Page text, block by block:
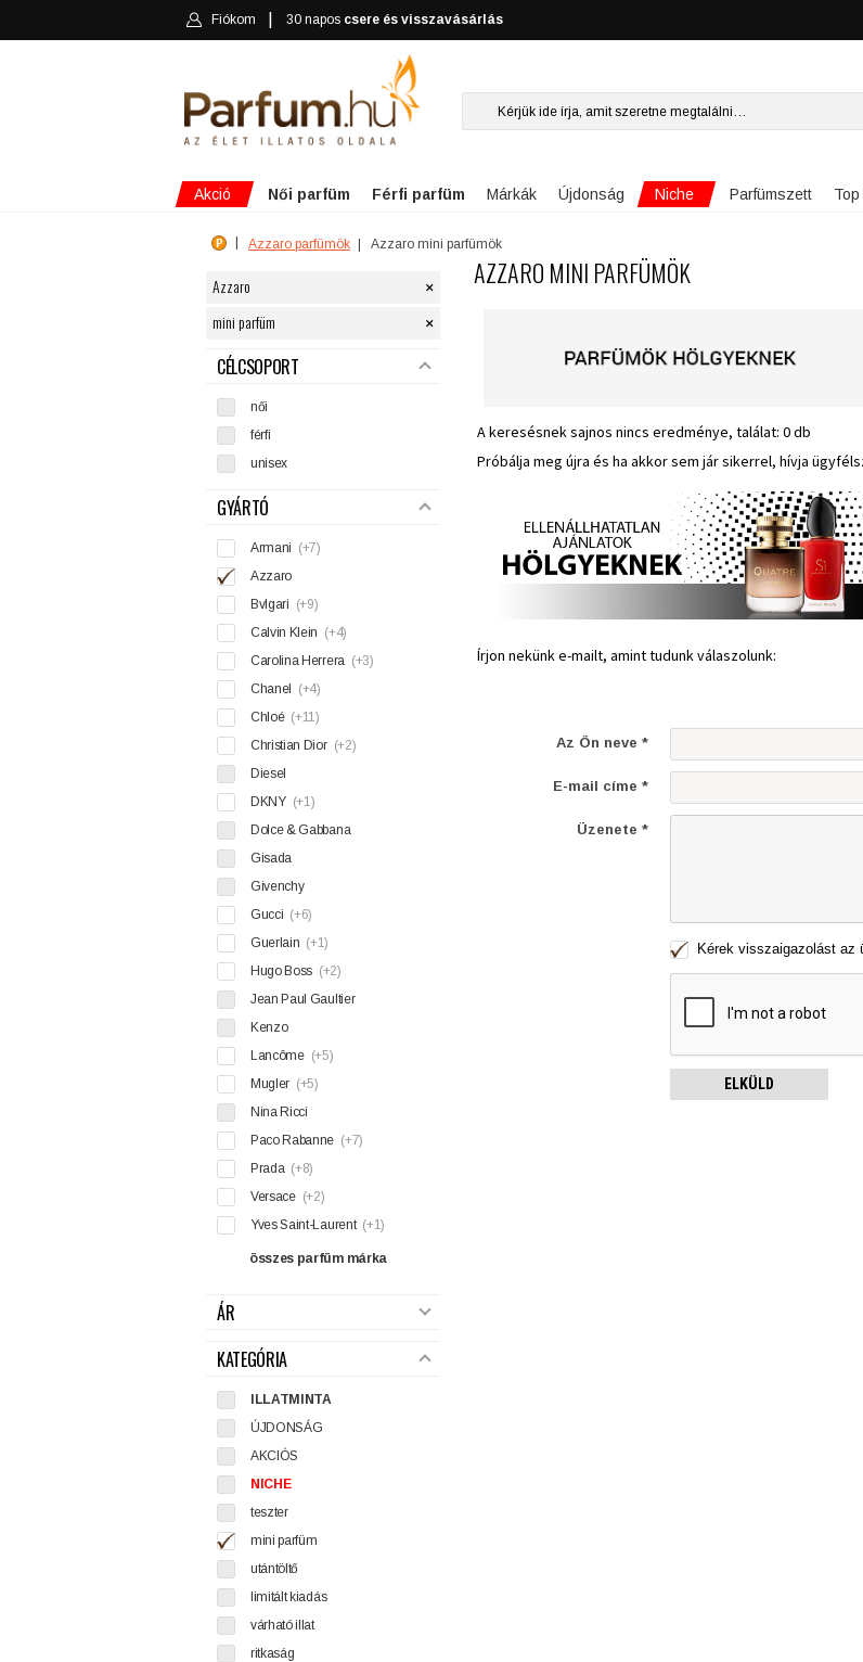
Fiókom 30 napos csere és visszavásárlás
Akció Női parfüm Férfi parfüm Márkák Újdonság Niche Parfümszett Top
Azzaro parfümök Azzaro mini parfümök
Azzaro ×
mini parfüm ×
SZŰRÉS
CÉLCSOPORT
női
férfi
unisex
GYÁRTÓ
Armani (+7)
Azzaro
Bvlgari (+9)
Calvin Klein (+4)
Carolina Herrera (+3)
Chanel
(+4)
Chloé (+11)
Christian Dior (+2)
Diesel
DKNY (+1)
Dolce & Gabbana
Gisada
Givenchy
Gucci (+6)
Guerlain (+1)
Hugo Boss (+2)
Jean Paul Gaultier
Kenzo
Lancôme (+5)
Mugler (+5)
Nina Ricci
Paco Rabanne (+7)
Prada (+8)
Versace (+2)
Yves Saint-Laurent (+1)
összes parfüm márka
ÁR
KATEGÓRIA
ILLATMINTA
ÚJDONSÁG
AKCIÓS
NICHE
teszter
mini parfüm
utántöltő
limitált kiadás
várható illat
ritkaság
AZZARO MINI PARFÜMÖK
A keresésnek sajnos nincs eredménye, találat: 0 db
Próbálja meg újra és ha akkor sem jár sikerrel, hívja
Írjon nekünk e-mailt, amint tudunk válaszolunk:
Az Ön neve *
E-mail címe *
Üzenete *
Kérek visszaigazolást az
ELKÜLD